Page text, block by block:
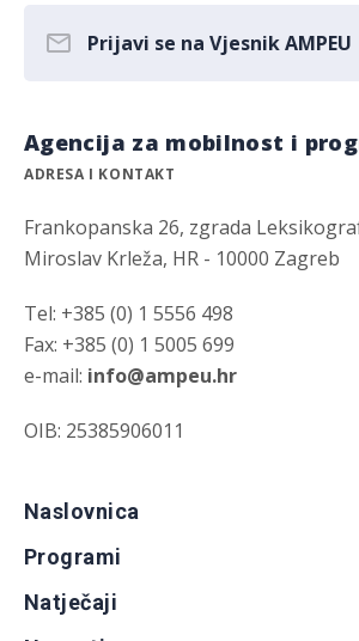
Prijavi se na Vjesnik AMPEU
Agencija za mobilnost i
ADRESA I KONTAKT
Frankopanska 26, zgrada
Miroslav Krleža, HR - 10000 Zagreb
Tel: +385 (0) 1 5556 498
Fax: +385 (0) 1 5005 699
e-mail: info@ampeu.hr
OIB: 25385906011
Naslovnica
Programi
Natječaji